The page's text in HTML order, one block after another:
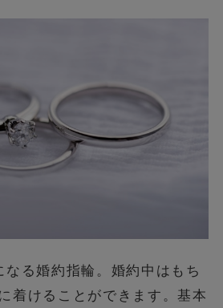
る婚約指輪。婚約中はもち
着けることができます。基本